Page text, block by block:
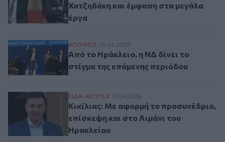
Χατζηδάκη και έμφαση στα μεγάλα
έργα
Από το Ηράκλειο, η ΝΔ δίνει το στίγμα
ΑΠΟΨΕΙΣ 18.04.2026
Από το Ηράκλειο, η ΝΔ δίνει το
στίγμα της επόμενης περιόδου
Κικίλιας: Με αφορμή το προσυνέδριο,
ΕΙΔΑ-ΑΚΟΥΣΑ 17.04.2026
Κικίλιας: Με αφορμή το προσυνέδριο,
επίσκεψη και στο Λιμάνι του
Ηρακλείου